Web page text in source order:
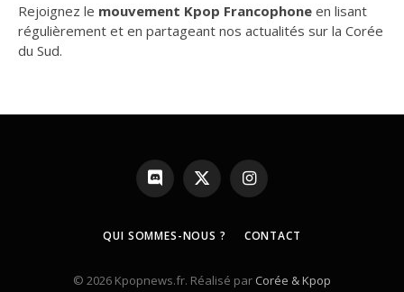
Rejoignez le mouvement Kpop Francophone en lisant
régulièrement et en partageant nos actualités sur la Corée
du Sud.
Discord X
(Twitter)
Instagram
QUI SOMMES-NOUS ? CONTACT
© 2026 Kpopnews.fr. Réalisé par Corée & Kpop